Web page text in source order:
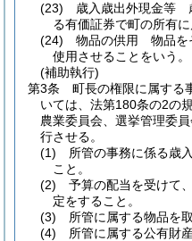
(23)
歳入歳出外現金等
る有価証券で町の所有に
(24)
物品の供用 物品を
使用させることをいう。
(補助執行)
第3条
町長の権限に属する
いては、法第180条の2の
農業委員会、選挙管理委
行させる。
(1)
所管の事務に係る歳
こと。
(2)
予算の配当を受けて
定をすること。
(3)
所管に属する物品を
(4)
所管に属する公有財